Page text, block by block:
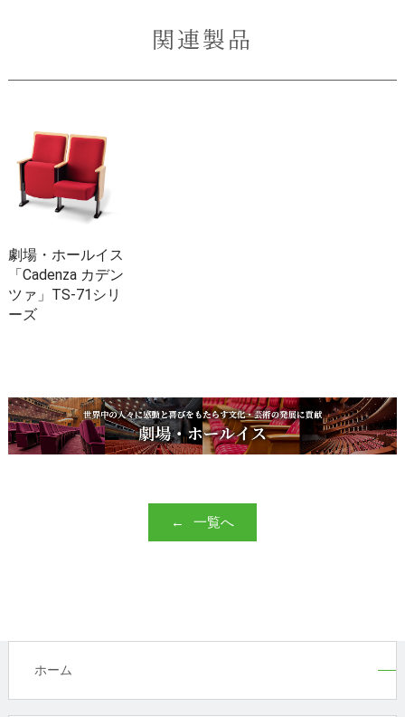
関連製品
劇場・ホールイス
「Cadenza カデン
ツァ」TS-71シリ
ーズ
一覧へ
ホーム